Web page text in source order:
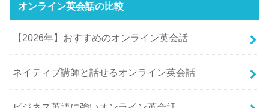
オンライン英会話の比較
【2026年】おすすめのオンライン英会話
ネイティブ講師と話せるオンライン英会話